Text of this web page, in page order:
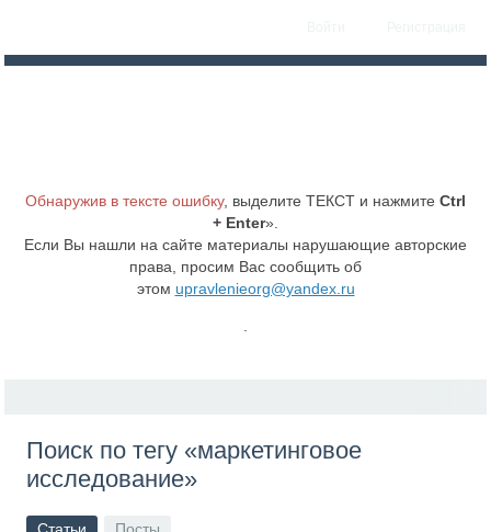
Обнаружив в тексте ошибку, выделите ТЕКСТ и нажмите Ctrl
+ Enter».
Если Вы нашли на сайте материалы нарушающие авторские
права, просим Вас сообщить об
этом upravlenieorg@yandex.ru
Поиск по тегу «маркетинговое
исследование»